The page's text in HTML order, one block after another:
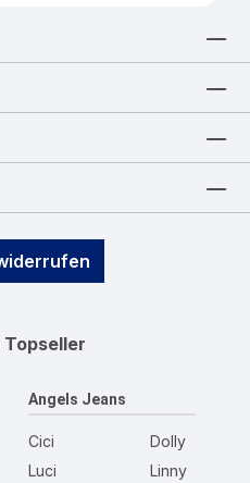
Topseller
Angels Jeans
Cici
Luci
Dolly
Linny